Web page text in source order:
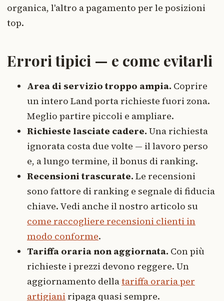
organica, l'altro a pagamento per le posizioni
top.
Errori tipici — e come evitarli
Area di servizio troppo ampia. Coprire
un intero Land porta richieste fuori zona.
Meglio partire piccoli e ampliare.
Richieste lasciate cadere. Una richiesta
ignorata costa due volte — il lavoro perso
e, a lungo termine, il bonus di ranking.
Recensioni trascurate. Le recensioni
sono fattore di ranking e segnale di fiducia
chiave. Vedi anche il nostro articolo su
come raccogliere recensioni clienti in
modo conforme.
Tariffa oraria non aggiornata. Con più
richieste i prezzi devono reggere. Un
aggiornamento dellatariffa oraria per
artigiani ripaga quasi sempre.